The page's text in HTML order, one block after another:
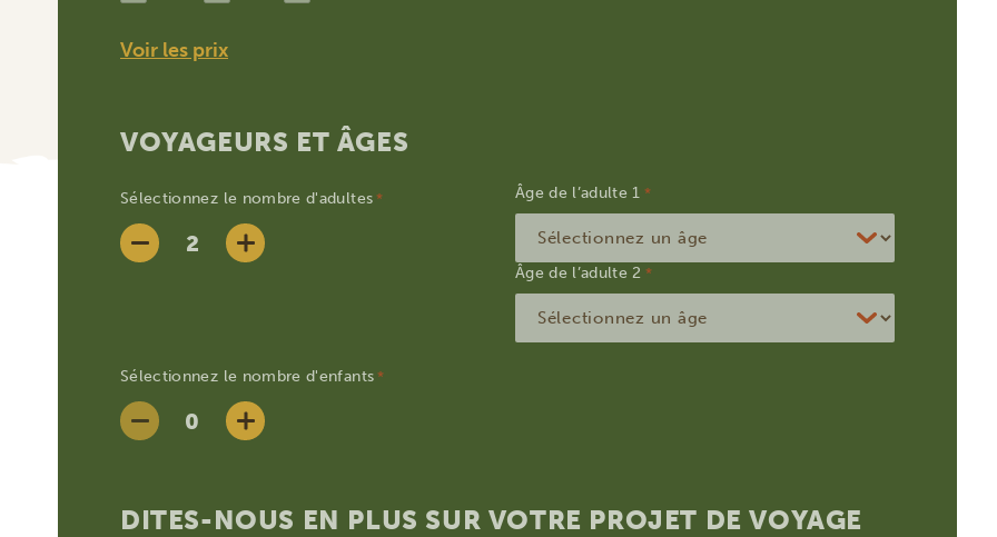
Voir les prix
VOYAGEURS ET ÂGES
Sélectionnez le nombre d'adultes * Âge de l’adulte *
Âge de l’adulte *
Sélectionnez le nombre d'enfants *
DITES-NOUS EN PLUS SUR VOTRE PROJET DE VOYAGE